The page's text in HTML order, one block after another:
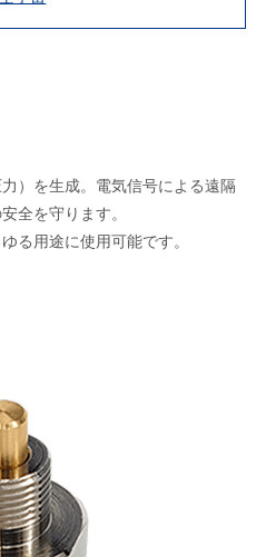
）を生成。電気信号による遠隔
全を守ります。
る用途に使用可能です。